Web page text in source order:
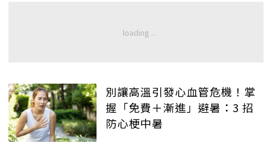
別讓高溫引發心血管危機！掌
握「免費＋漸進」避暑：3 招
防心梗中暑